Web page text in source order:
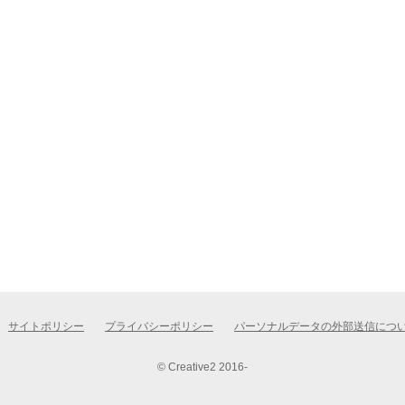
サイトポリシー プライバシーポリシー パーソナルデータの外部送信につ
© Creative2 2016-